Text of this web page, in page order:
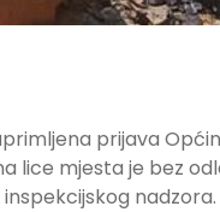
prijava
lice mjesta je bez
nadzora.